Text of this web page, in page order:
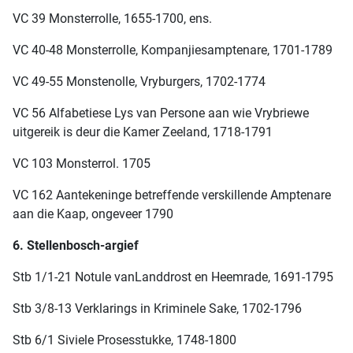
VC 39 Monsterrolle, 1655-1700, ens.
VC 40-48 Monsterrolle, Kompanjiesamptenare, 1701-1789
VC 49-55 Monstenolle, Vryburgers, 1702-1774
VC 56 Alfabetiese Lys van Persone aan wie Vrybriewe
uitgereik is deur die Kamer Zeeland, 1718-1791
VC 103 Monsterrol. 1705
VC 162 Aantekeninge betreffende verskillende Amptenare
aan die Kaap, ongeveer 1790
6. Stellenbosch-argief
Stb 1/1-21 Notule vanLanddrost en Heemrade, 1691-1795
Stb 3/8-13 Verklarings in Kriminele Sake, 1702-1796
Stb 6/1 Siviele Prosesstukke, 1748-1800